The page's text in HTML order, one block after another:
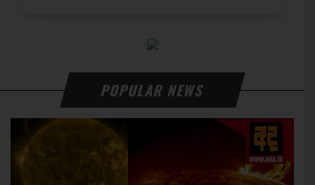
POPULAR NEWS